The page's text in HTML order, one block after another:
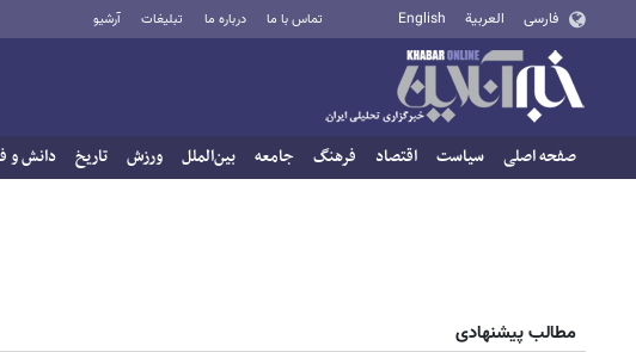
فارسی العربية English تماس با ما درباره ما تبلیغات آرشیو
صفحه اصلی سیاست اقتصاد فرهنگ جامعه بین‌الملل ورزش تاریخ دانش و
مطالب پیشنهادی